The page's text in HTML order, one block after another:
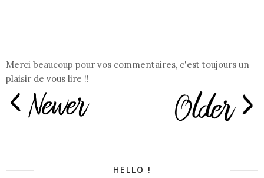
Merci beaucoup pour vos commentaires, c'est toujours un
plaisir de vous lire !!
HELLO !